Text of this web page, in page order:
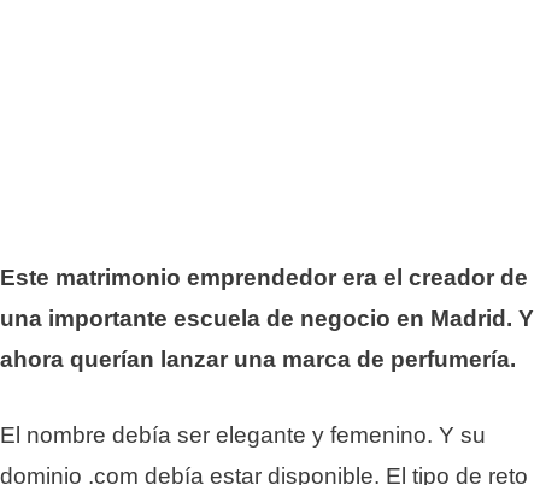
Este matrimonio emprendedor era el creador de
una importante escuela de negocio en Madrid. Y
ahora querían lanzar una marca de perfumería.
El nombre debía ser elegante y femenino. Y su
dominio .com debía estar disponible. El tipo de reto